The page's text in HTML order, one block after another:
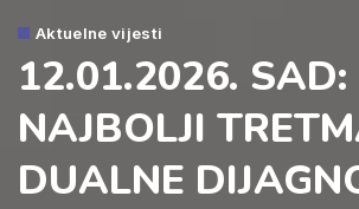
Aktuelne vijesti
12.01.2026. SAD:
NAJBOLJI
DUALNE